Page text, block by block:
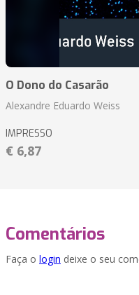
O Dono do Casarão
Alexandre Eduardo Weiss
IMPRESSO
€ 6,87
Comentários
Faça o login deixe o seu